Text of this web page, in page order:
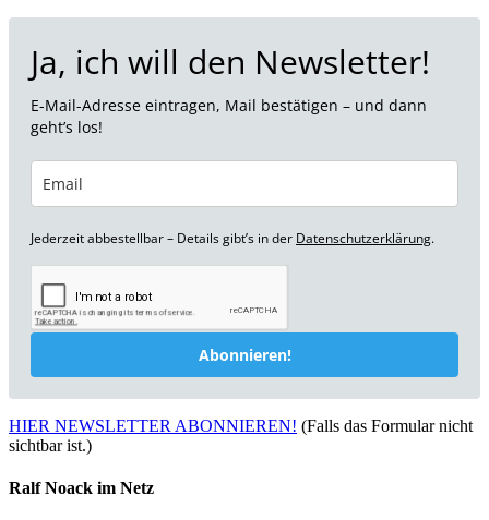
Ja, ich will den Newsletter!
E-Mail-Adresse eintragen, Mail bestätigen – und dann
geht’s los!
Jederzeit abbestellbar – Details gibt’s in der Datenschutzerklärung.
Abonnieren!
HIER NEWSLETTER ABONNIEREN! (Falls das Formular nicht
sichtbar ist.)
Ralf Noack im Netz